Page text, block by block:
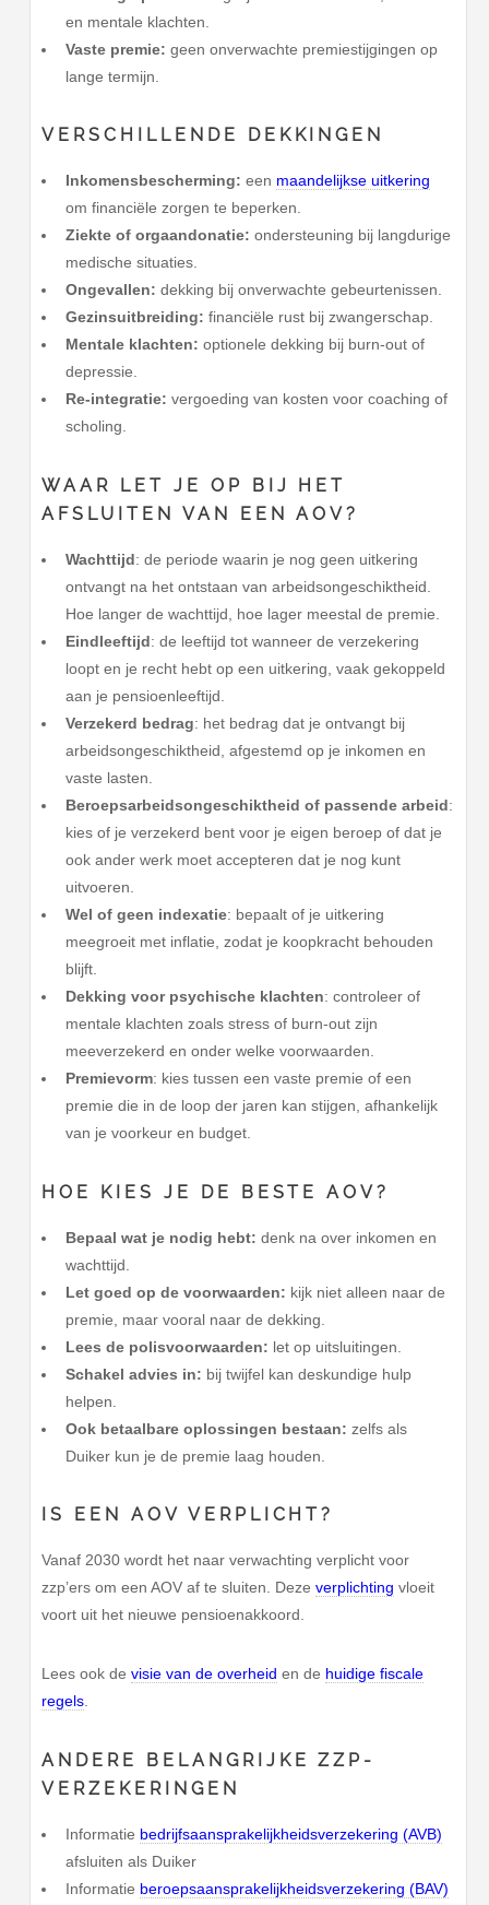
en mentale klachten.
Vaste premie: geen onverwachte premiestijgingen op
lange termijn.
VERSCHILLENDE DEKKINGEN
Inkomensbescherming: een maandelijkse uitkering
om financiële zorgen te beperken.
Ziekte of orgaandonatie: ondersteuning bij langdurige
medische situaties.
Ongevallen: dekking bij onverwachte gebeurtenissen.
Gezinsuitbreiding: financiële rust bij zwangerschap.
Mentale klachten: optionele dekking bij burn-out of
depressie.
Re-integratie: vergoeding van kosten voor coaching of
scholing.
WAAR LET JE OP BIJ HET
AFSLUITEN VAN EEN AOV?
Wachttijd: de periode waarin je nog geen uitkering
ontvangt na het ontstaan van arbeidsongeschiktheid.
Hoe langer de wachttijd, hoe lager meestal de premie.
Eindleeftijd: de leeftijd tot wanneer de verzekering
loopt en je recht hebt op een uitkering, vaak gekoppeld
aan je pensioenleeftijd.
Verzekerd bedrag: het bedrag dat je ontvangt bij
arbeidsongeschiktheid, afgestemd op je inkomen en
vaste lasten.
Beroepsarbeidsongeschiktheid of passende arbeid:
kies of je verzekerd bent voor je eigen beroep of dat je
ook ander werk moet accepteren dat je nog kunt
uitvoeren.
Wel of geen indexatie: bepaalt of je uitkering
meegroeit met inflatie, zodat je koopkracht behouden
blijft.
Dekking voor psychische klachten: controleer of
mentale klachten zoals stress of burn-out zijn
meeverzekerd en onder welke voorwaarden.
Premievorm: kies tussen een vaste premie of een
premie die in de loop der jaren kan stijgen, afhankelijk
van je voorkeur en budget.
HOE KIES JE DE BESTE AOV?
Bepaal wat je nodig hebt: denk na over inkomen en
wachttijd.
Let goed op de voorwaarden: kijk niet alleen naar de
premie, maar vooral naar de dekking.
Lees de polisvoorwaarden: let op uitsluitingen.
Schakel advies in: bij twijfel kan deskundige hulp
helpen.
Ook betaalbare oplossingen bestaan: zelfs als
Duiker kun je de premie laag houden.
IS EEN AOV VERPLICHT?
Vanaf 2030 wordt het naar verwachting verplicht voor
zzp’ers om een AOV af te sluiten. Dezeverplichting vloeit
voort uit het nieuwe pensioenakkoord.
Lees ook devisie van de overheid en de huidige fiscale
regels
ANDERE BELANGRIJKE ZZP-
VERZEKERINGEN
Informatie bedrijfsaansprakelijkheidsverzekering (AVB)
afsluiten als Duiker
Informatie beroepsaansprakelijkheidsverzekering (BAV)